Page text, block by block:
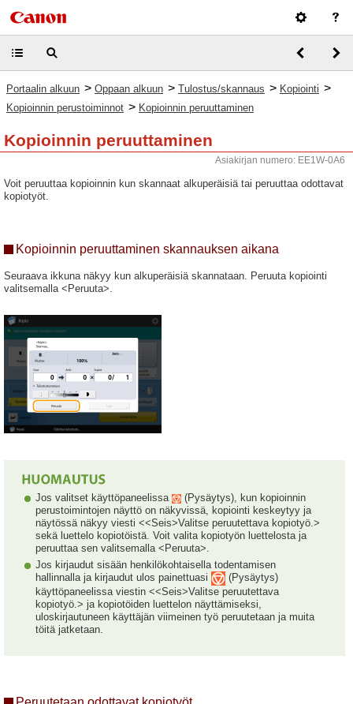
Portaalin alkuun > Oppaan alkuun > Tulostus/skannaus > Kopiointi >
Kopioinnin perustoiminnot > Kopioinnin peruuttaminen
Kopioinnin peruuttaminen
Asiakirjan numero: EE1W-0A6
Voit peruuttaa kopioinnin kun skannaat alkuperäisiä tai peruuttaa odottavat
kopiotyöt.
Kopioinnin peruuttaminen skannauksen aikana
Seuraava ikkuna näkyy kun alkuperäisiä skannataan. Peruuta kopiointi
valitsemalla <Peruuta>.
Jos valitset käyttöpaneelissa
(Pysäytys), kun kopioinnin
perustoimintojen näyttö on näkyvissä, kopiointi keskeytyy ja
näytössä näkyy viesti <<Seis>Valitse peruutettava kopiotyö.>
sekä luettelo kopiotöistä. Voit valita kopiotyön luettelosta ja
peruuttaa sen valitsemalla <Peruuta>.
Jos kirjaudut sisään henkilökohtaisella todentamisen
hallinnalla ja kirjaudut ulos painettuasi
(Pysäytys)
käyttöpaneelissa viestin <<Seis>Valitse peruutettava
kopiotyö.> ja kopiotöiden luettelon näyttämiseksi,
uloskirjautuneen käyttäjän viimeinen työ peruutetaan ja muita
töitä jatketaan.